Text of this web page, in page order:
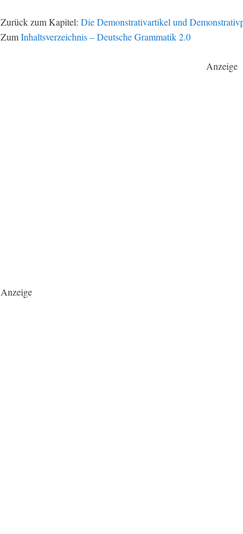
Zurück zum Kapitel: Die Demonstrativartikel und
ZumInhaltsverzeichnis – Deutsche Grammatik 2.0
Anzeige
Anzeige